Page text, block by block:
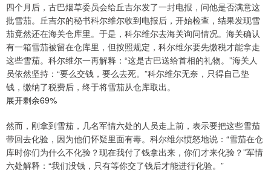
四个月后，古巴烟草委员会给丘吉尔发了一封电报，问他是否满意这
批雪茄。丘吉尔的秘书科尔维尔收到电报后，开始检查，结果发现雪
茄竟然还在海关仓库里。于是，科尔维尔去海关询问情况。海关确认
有一箱雪茄被留在仓库里，但按照规定，科尔维尔要先缴税才能拿走
这些雪茄。科尔维尔一再解释：“这是古巴送给首相的礼物。”海关人
员依然坚持：“要么交钱，要么去死。”科尔维尔无奈，只得自己垫
钱，缴纳了税费后，终于将雪茄从仓库取出。
展开剩余69%
然而，刚拿到雪茄，几名军情六处的人员走上前，表示要把这些雪茄
带回去化验，因为他们怀疑里面有毒。科尔维尔愤怒地说：“雪茄在仓
库时你们为什么不化验？现在我付了钱拿出来，你们才来化验？”军情
六处解释：“我们没钱，只有等你交了钱后才能进行化验。”